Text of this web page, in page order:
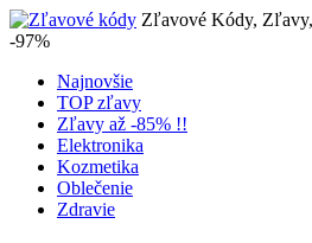
Zľavové Kódy,
-97%
Najnovšie
TOP zľavy
Zľavy až -85% !!
Elektronika
Kozmetika
Oblečenie
Zdravie